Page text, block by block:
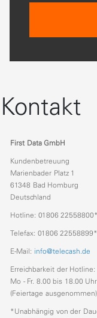
Kontakt
First Data GmbH
Kundenbetreuung
Marienbader Platz 1
61348 Bad Homburg
Deutschland
Hotline: 01806 22558800*
Telefax: 01806 22558899*
E-Mail: info@telecash.de
Erreichbarkeit der Hotline:
Mo - Fr. 8.00 bis 18.00 Uhr
(Feiertage ausgenommen)
*Unabhängig von der